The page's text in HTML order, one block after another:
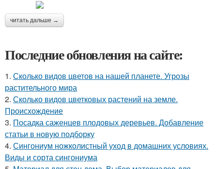
читать дальше →
Последние обновления на сайте:
1. Сколько видов цветов на нашей планете. Угрозы
растительного мира
2. Сколько видов цветковых растений на земле.
Происхождение
3. Посадка саженцев плодовых деревьев. Добавление
статьи в новую подборку
4. Сингониум ножколистный уход в домашних условиях.
Виды и сорта сингониума